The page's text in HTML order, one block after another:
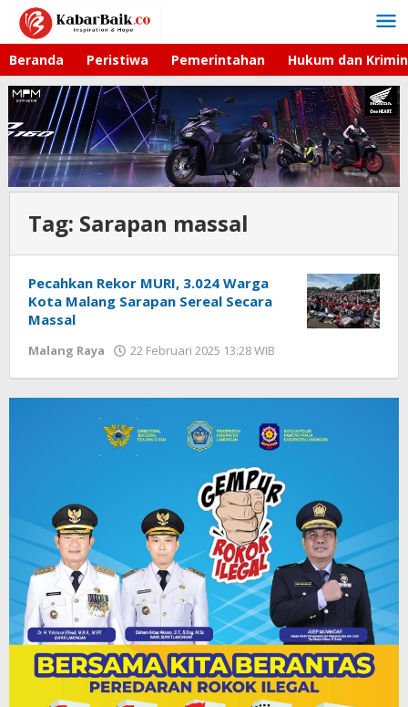
Lewati
konten
Beranda Peristiwa Pemerintahan Hukum dan
Tag: Sarapan massal
Pecahkan Rekor MURI, 3.024 Warga
Kota Malang Sarapan Sereal Secara
Massal
Malang Raya 22 Februari 2025 13:28 WIB